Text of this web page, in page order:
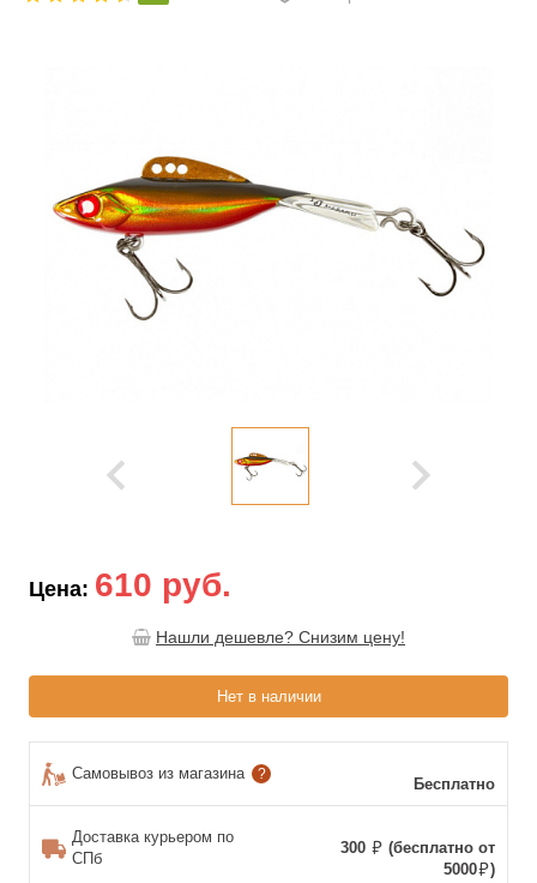
Цена: 610 руб.
Нашли дешевле? Снизим цену!
Нет в наличии
Самовывоз из магазина ?
Бесплатно
Доставка курьером по
СПб
300
(бесплатно от
5000
)